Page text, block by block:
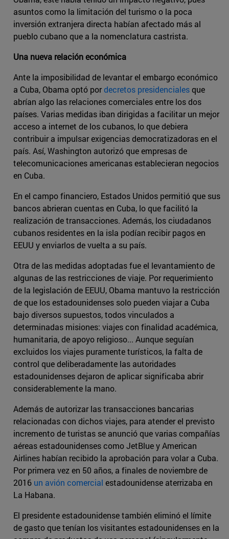
asuntos como la limitación del turismo o la poca
inversión extranjera directa habían afectado más al
pueblo cubano que a la nomenclatura castrista.
Una nueva relación económica
Ante la imposibilidad de levantar el embargo económico
a Cuba, Obama optó pordecretos presidencialesque
abrían algo las relaciones comerciales entre los dos
países. Varias medidas iban dirigidas a facilitar un mejor
acceso a internet de los cubanos, lo que debiera
contribuir a impulsar exigencias democratizadoras en el
país. Así, Washington autorizó que empresas de
telecomunicaciones americanas establecieran negocios
en Cuba.
En el campo financiero, Estados Unidos permitió que sus
bancos abrieran cuentas en Cuba, lo que facilitó la
realización de transacciones. Además, los ciudadanos
cubanos residentes en la isla podían recibir pagos en
EEUU y enviarlos de vuelta a su país.
Otra de las medidas adoptadas fue el levantamiento de
algunas de las restricciones de viaje. Por requerimiento
de la legislación de EEUU, Obama mantuvo la restricción
de que los estadounidenses solo pueden viajar a Cuba
bajo diversos supuestos, todos vinculados a
determinadas misiones: viajes con finalidad académica,
humanitaria, de apoyo religioso... Aunque seguían
excluidos los viajes puramente turísticos, la falta de
control que deliberadamente las autoridades
estadounidenses dejaron de aplicar significaba abrir
considerablemente la mano.
Además de autorizar las transacciones bancarias
relacionadas con dichos viajes, para atender el previsto
incremento de turistas se anunció que varias compañías
aéreas estadounidenses como JetBlue y American
Airlines habían recibido la aprobación para volar a Cuba.
Por primera vez en 50 años, a finales de noviembre de
2016 un avión comercial estadounidense aterrizaba en
La Habana.
El presidente estadounidense también eliminó el límite
de gasto que tenían los visitantes estadounidenses en la